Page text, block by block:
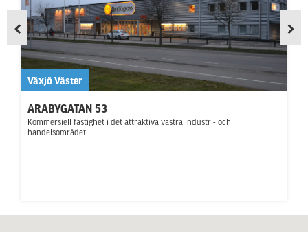
Växjö Väster
ARABYGATAN 53
Kommersiell fastighet i det attraktiva västra industri- och
handelsområdet.